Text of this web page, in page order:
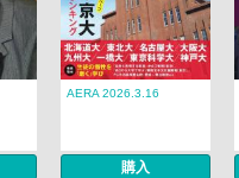
AERA 2026.3.16
購入